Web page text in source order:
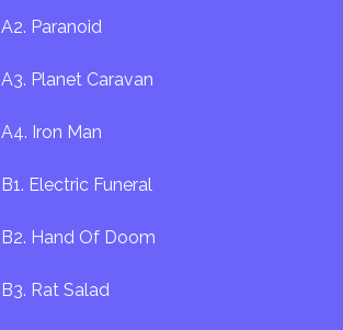
A2. Paranoid
A3. Planet Caravan
A4. Iron Man
B1. Electric Funeral
B2. Hand Of Doom
B3. Rat Salad